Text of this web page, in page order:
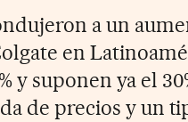
a un
en
y suponen ya el
de precios y un